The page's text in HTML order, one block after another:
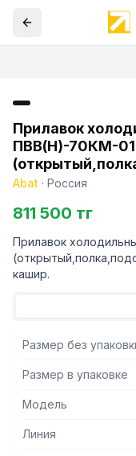
Прилавок
ПВВ(Н)-70КМ-
Abat · Россия
811 500 тг
Прилавок
кашир.
Размер без
Размер в упаковке
Модель
Линия